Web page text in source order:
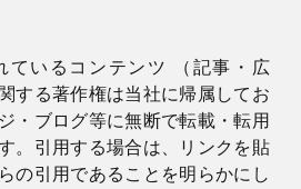
ているコンテンツ （記事・広
する著作権は当社に帰属してお
・ブログ等に無断で転載・転用
。引用する場合は、リンクを貼
の引用であることを明らかにし